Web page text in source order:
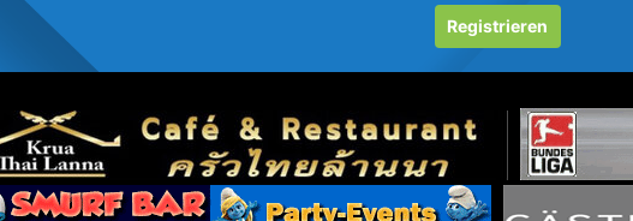
Registrieren